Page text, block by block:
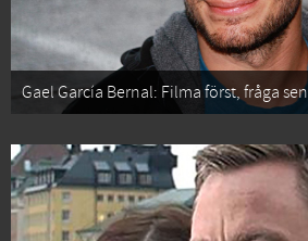
Gael García Bernal: Filma först, fråga sen